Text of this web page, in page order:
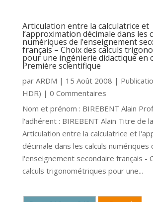
Articulation entre la calculatrice et
l’approximation décimale dans les
numériques de l’enseignement
français – Choix des calculs
pour une ingénierie didactique en
Première scientifique
par ARDM | 15 Août 2008 |
HDR) | 0 Commentaires
Nom et prénom : BIREBENT Alain
l'adhérent : BIREBENT Alain Titre de
Articulation entre la calculatrice et
décimale dans les calculs numériques
l'enseignement secondaire français -
calculs trigonométriques pour une...